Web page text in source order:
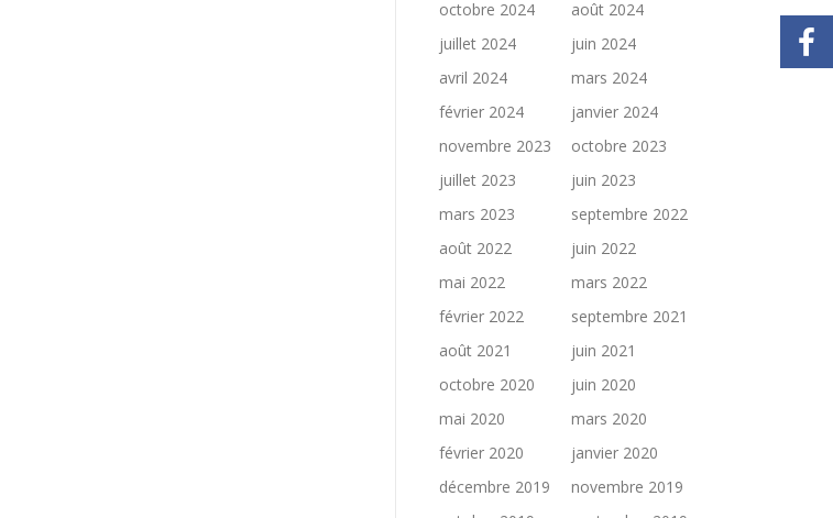
octobre 2024
août 2024
juillet 2024
juin 2024
avril 2024
mars 2024
février 2024
janvier 2024
novembre 2023
octobre 2023
juillet 2023
juin 2023
mars 2023
septembre 2022
août 2022
juin 2022
mai 2022
mars 2022
février 2022
septembre 2021
août 2021
juin 2021
octobre 2020
juin 2020
mai 2020
mars 2020
février 2020
janvier 2020
décembre 2019
novembre 2019